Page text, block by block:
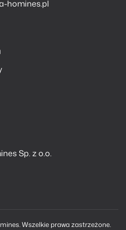
homines.pl
Sp. z o.o.
Wszelkie prawa zastrzeżone.